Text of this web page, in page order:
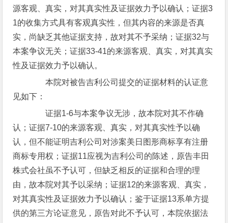
源客观、真实，对其真实性及证据效力予以确认；证据3
1的收集方式具有客观真实性，但其内容的来源是否真
实，尚缺乏其他证据支持，故对其不予采纳；证据32与
本案争议无关；证据33-41的来源客观、真实，对其真实
性及证据效力予以确认。
本院对被告吉利公司提交的证据材料的认证意
见如下：
证据1-6与本案争议无涉，故本院对其不作确
认；证据7-10的来源客观、真实，对其真实性予以确
认，但不能证明吉利公司对涉案美日图形商标享有注册
商标专用权；证据11应视为吉利公司的陈述，原告丰田
株式会社虽不予认可，但缺乏相反的证据和合理的理
由，故本院对其予以采纳；证据12的来源客观、真实，
对其真实性及证据效力予以确认；鉴于证据13系单方提
供的第三方论证意见，原告对此不予认可，本院依据法